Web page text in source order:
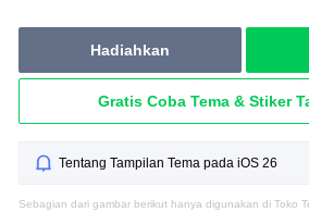
Hadiahkan
Gratis Coba Tema & Stiker
Tentang Tampilan Tema pada iOS 26
Sebagian dari gambar berikut hanya digunakan di Toko